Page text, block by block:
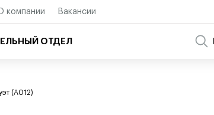
компании Вакансии
ОТДЕЛ
(A012)